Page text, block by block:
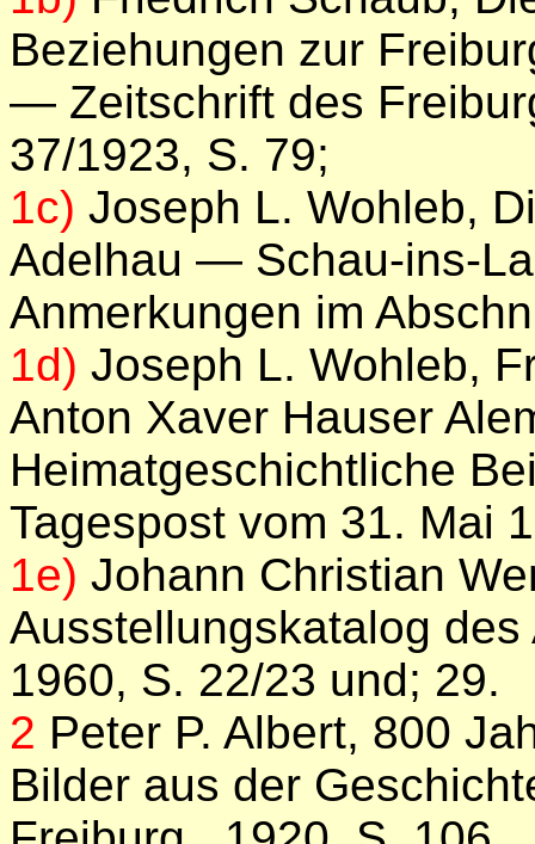
Beziehungen zur
— Zeitschrift des
37/1923, S. 79;
1c) Joseph L. Wohleb,
Adelhau — Schau-ins-
Anmerkungen im
1d) Joseph L. Wohleb,
Anton Xaver Hauser
Heimatgeschichtliche
Tagespost vom 31. Mai
1e) Johann Christian
Ausstellungskatalog
1960, S. 22/23 und; 29.
2 Peter P. Albert, 800
Bilder aus der